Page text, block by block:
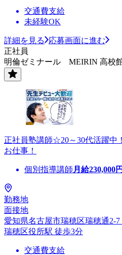
交通費支給
未経験OK
詳細を見る
応募画面に進む
正社員
明倫ゼミナール MEIRIN 高校
正社員塾講師☆20～30代活躍中
お仕事！
個別指導講師 月給230,000
勤務地
面接地
愛知県名古屋市瑞穂区瑞穂通2-7
瑞穂区役所駅 徒歩3分
交通費支給